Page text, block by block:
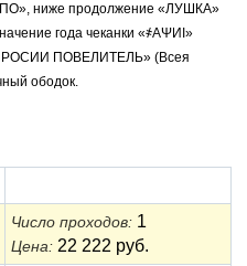
ниже продолжение «ЛУШКА»
года чеканки «҂АΨИI»
РОСИИ ПОВЕЛИТЕЛЬ» (Всея
ободок.
Число проходов: 1
Цена: 22 222 руб.